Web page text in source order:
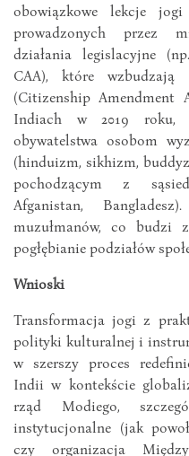
obowiązkowe lekcje
prowadzonych przez
działania legislacyjne
CAA), które wzbudzają
(Citizenship
Indiach w 2019 roku,
obywatelstwa osobom
(hinduizm, sikhizm,
pochodzącym z
Afganistan,
muzułmanów, co budzi
pogłębianie podziałów
Wnioski
Transformacja jogi z
polityki kulturalnej i
w szerszy proces
Indii w kontekście
rząd Modiego,
instytucjonalne (jak
czy organizacja